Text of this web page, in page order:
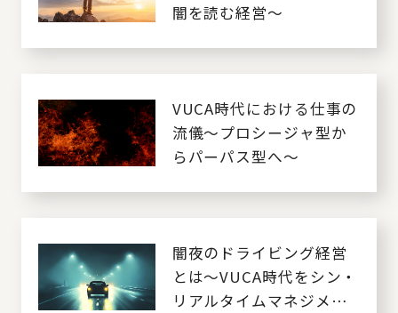
闇を読む経営～
VUCA時代における仕事の
流儀～プロシージャ型か
らパーパス型へ～
闇夜のドライビング経営
とは～VUCA時代をシン・
リアルタイムマネジメン